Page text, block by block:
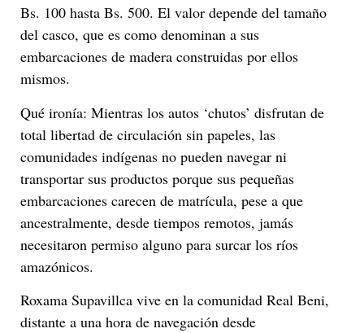
Bs. 100 hasta Bs. 500. El valor depende del tamaño
del casco, que es como denominan a sus
embarcaciones de madera construidas por ellos
mismos.
Qué ironía: Mientras los autos ‘chutos’ disfrutan de
total libertad de circulación sin papeles, las
comunidades indígenas no pueden navegar ni
transportar sus productos porque sus pequeñas
embarcaciones carecen de matrícula, pese a que
ancestralmente, desde tiempos remotos, jamás
necesitaron permiso alguno para surcar los ríos
amazónicos.
Roxama Supavillca vive en la comunidad Real Beni,
distante a una hora de navegación desde